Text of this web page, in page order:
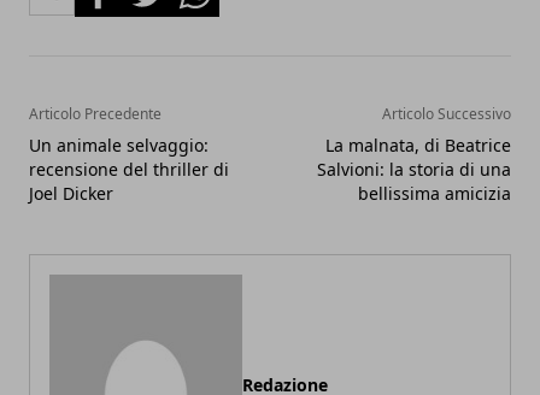
Articolo Precedente
Un animale selvaggio:
recensione del thriller di
Joel Dicker
Articolo Successivo
La malnata, di Beatrice
Salvioni: la storia di una
bellissima amicizia
Redazione